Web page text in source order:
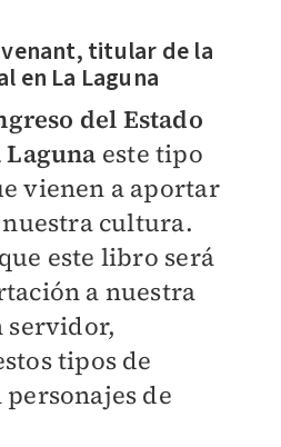
titular de la
en La Laguna
del Estado
este tipo
vienen a aportar
cultura.
este libro será
a nuestra
servidor,
tipos de
de